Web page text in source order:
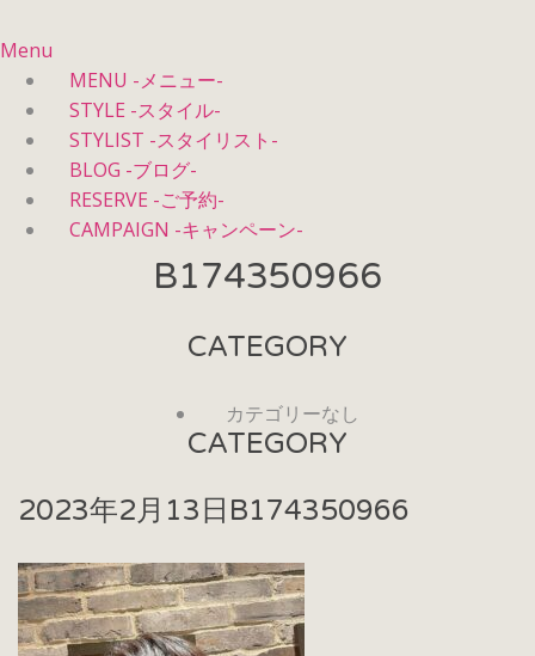
Menu
MENU -メニュー-
STYLE -スタイル-
STYLIST -スタイリスト-
BLOG -ブログ-
RESERVE -ご予約-
CAMPAIGN -キャンペーン-
B174350966
CATEGORY
カテゴリーなし
CATEGORY
2023年2月13日 B174350966